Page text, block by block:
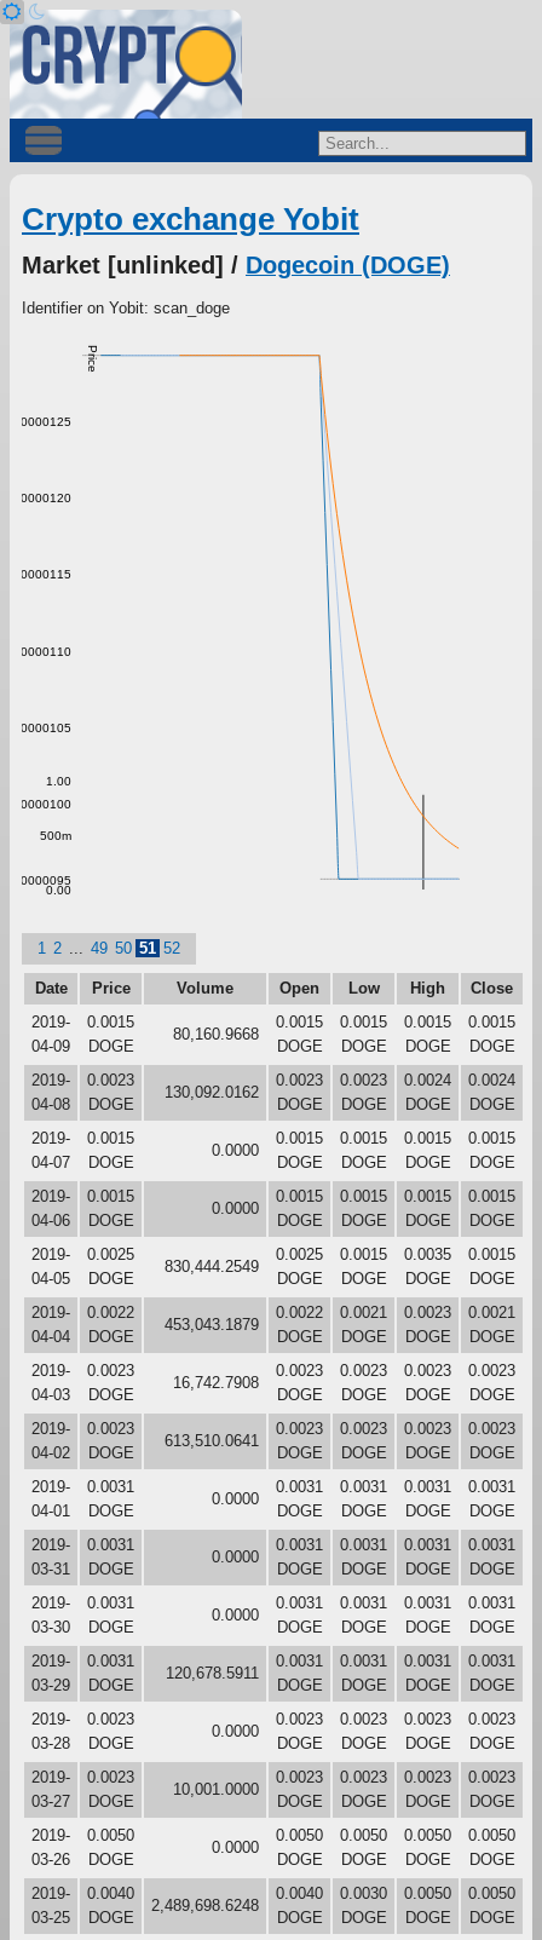
Crypto exchange Yobit
Market [unlinked] / Dogecoin (DOGE)
Identifier on Yobit: scan_doge
Price
0.0000095
0.0000100
0.0000105
0.0000110
0.0000115
0.0000120
0.0000125
0.00
500m
1.00
1 2 49 50 51 52
Date Price Volume Open Low High
Close
2019-
04-09
0.0015
DOGE
80,160.9668
0.0015
DOGE
0.0015
DOGE
0.0015
DOGE
0.0015
DOGE
2019-
04-08
0.0023
DOGE
130,092.0162
0.0023
DOGE
0.0023
DOGE
0.0024
DOGE
0.0024
DOGE
2019-
04-07
0.0015
DOGE
0.0000
0.0015
DOGE
0.0015
DOGE
0.0015
DOGE
0.0015
DOGE
2019-
04-06
0.0015
DOGE
0.0000
0.0015
DOGE
0.0015
DOGE
0.0015
DOGE
0.0015
DOGE
2019-
04-05
0.0025
DOGE
830,444.2549
0.0025
DOGE
0.0015
DOGE
0.0035
DOGE
0.0015
DOGE
2019-
04-04
0.0022
DOGE
453,043.1879
0.0022
DOGE
0.0021
DOGE
0.0023
DOGE
0.0021
DOGE
2019-
04-03
0.0023
DOGE
16,742.7908
0.0023
DOGE
0.0023
DOGE
0.0023
DOGE
0.0023
DOGE
2019-
04-02
0.0023
DOGE
613,510.0641
0.0023
DOGE
0.0023
DOGE
0.0023
DOGE
0.0023
DOGE
2019-
04-01
0.0031
DOGE
0.0000
0.0031
DOGE
0.0031
DOGE
0.0031
DOGE
0.0031
DOGE
2019-
03-31
0.0031
DOGE
0.0000
0.0031
DOGE
0.0031
DOGE
0.0031
DOGE
0.0031
DOGE
2019-
03-30
0.0031
DOGE
0.0000
0.0031
DOGE
0.0031
DOGE
0.0031
DOGE
0.0031
DOGE
2019-
03-29
0.0031
DOGE
120,678.5911
0.0031
DOGE
0.0031
DOGE
0.0031
DOGE
0.0031
DOGE
2019-
03-28
0.0023
DOGE
0.0000
0.0023
DOGE
0.0023
DOGE
0.0023
DOGE
0.0023
DOGE
2019-
03-27
0.0023
DOGE
10,001.0000
0.0023
DOGE
0.0023
DOGE
0.0023
DOGE
0.0023
DOGE
2019-
03-26
0.0050
DOGE
0.0000
0.0050
DOGE
0.0050
DOGE
0.0050
DOGE
0.0050
DOGE
2019-
03-25
0.0040
DOGE
2,489,698.6248
0.0040
DOGE
0.0030
DOGE
0.0050
DOGE
0.0050
DOGE